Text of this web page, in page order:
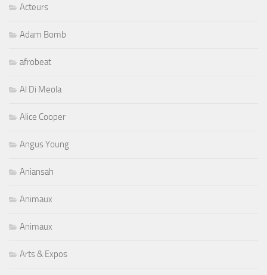
Acteurs
Adam Bomb
afrobeat
Al Di Meola
Alice Cooper
Angus Young
Aniansah
Animaux
Animaux
Arts & Expos